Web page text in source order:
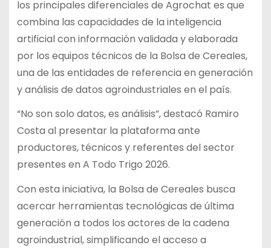
los principales diferenciales de Agrochat es que
combina las capacidades de la inteligencia
artificial con información validada y elaborada
por los equipos técnicos de la Bolsa de Cereales,
una de las entidades de referencia en generación
y análisis de datos agroindustriales en el país.
“No son solo datos, es análisis”, destacó Ramiro
Costa al presentar la plataforma ante
productores, técnicos y referentes del sector
presentes en A Todo Trigo 2026.
Con esta iniciativa, la Bolsa de Cereales busca
acercar herramientas tecnológicas de última
generación a todos los actores de la cadena
agroindustrial, simplificando el acceso a